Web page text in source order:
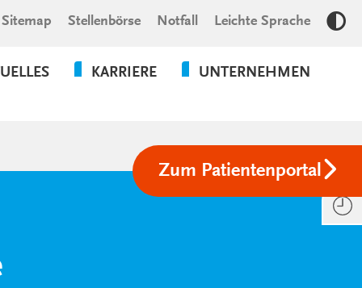
Sitemap Stellenbörse Notfall Leichte Sprache
KARRIERE
KARRIERE IN
DER PFLEGE
UNTERNEHMEN
Zum Patientenportal